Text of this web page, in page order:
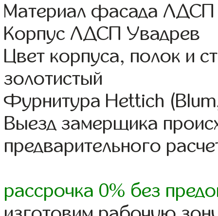
Материал фасада ЛДСП
Корпус ЛДСП Увадрев
Цвет корпуса, полок и
золотистый
Фурнитура Hettich
Выезд замерщика
предварительного
рассрочка 0% без